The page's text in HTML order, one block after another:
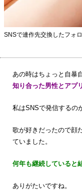
SNSで連作先交換したフォ
あの時はちょっと自暴
知り合った男性とアプ
私はSNSで発信するの
歌が好きだったので顔
ていました。
何年も継続していると
ありがたいですね。